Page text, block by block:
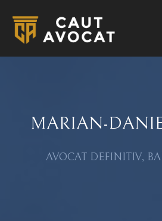
MARIAN-
AVOCAT DEFINITIV,